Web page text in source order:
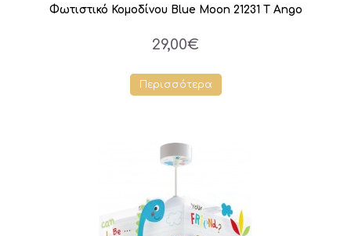
Φωτιστικό Κομοδίνου Blue Moon 21231 Τ Ango
29,00€
Περισσότερα